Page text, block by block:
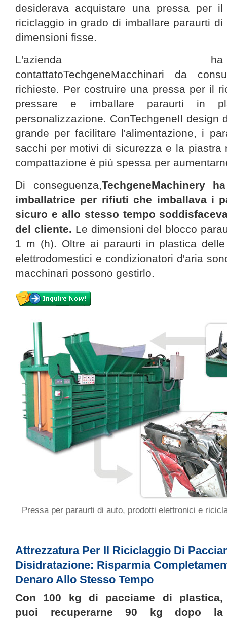
desiderava acquistare una pressa per il
riciclaggio in grado di imballare paraurti di
dimensioni fisse.
L'azienda ha
contattatoTechgeneMacchinari da
richieste. Per costruire una pressa per il
pressare e imballare paraurti in
personalizzazione. ConTechgeneIl design
grande per facilitare l'alimentazione, i
sacchi per motivi di sicurezza e la piastra
compattazione è più spessa per
Di conseguenza,TechgeneMachinery
imballatrice per rifiuti che imballava i
sicuro e allo stesso tempo
del cliente. Le dimensioni del blocco
1 m (h). Oltre ai paraurti in plastica
elettrodomestici e condizionatori d'aria
macchinari possono gestirlo.
Pressa per paraurti di auto, prodotti elettronici e
Attrezzatura Per Il Riciclaggio Di
Disidratazione: Risparmia
Denaro Allo Stesso Tempo
Con 100 kg di pacciame di plastica,
puoi recuperarne 90 kg dopo la